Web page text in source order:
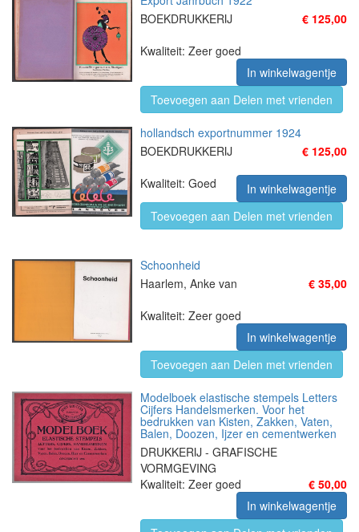
BOEKDRUKKERIJ
€ 125,00
Kwaliteit: Zeer goed
In winkelwagentje
Toevoegen aan Delen met vrienden
hollandsch exportnummer 1924
BOEKDRUKKERIJ
€ 125,00
Kwaliteit: Goed
In winkelwagentje
Toevoegen aan Delen met vrienden
Schoonheid
Haarlem, Anke van
€ 35,00
Kwaliteit: Zeer goed
In winkelwagentje
Toevoegen aan Delen met vrienden
Modelboek elastische stempels Letters
Cijfers Handelsmerken. Voor het
bedrukken van Kisten, Zakken, Vaten,
Balen, Doozen, Ijzer en cementwerken
DRUKKERIJ - GRAFISCHE
VORMGEVING
€ 50,00
Kwaliteit: Zeer goed
In winkelwagentje